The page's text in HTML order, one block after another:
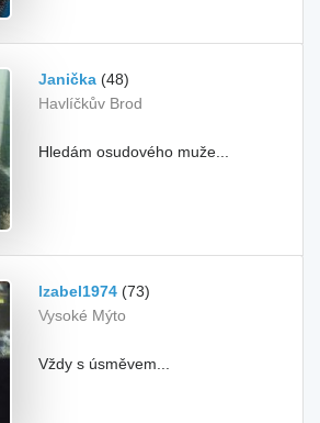
Janička (48)
Havlíčkův Brod
Hledám osudového muže...
Izabel1974 (73)
Vysoké Mýto
Vždy s úsměvem...